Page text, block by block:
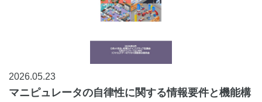
2026.05.23
マニピュレータの自律性に関する情報要件と機能構